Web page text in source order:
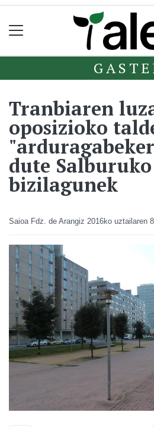
Tranbiaren
oposizioko
dute Salburuko
bizilagunek
Saioa Fdz. de Arangiz 2016ko uztailaren